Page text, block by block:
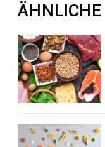
ÄHNLICHE